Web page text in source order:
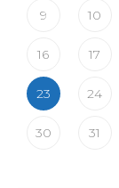
9 10
16 17
23 24
30 31